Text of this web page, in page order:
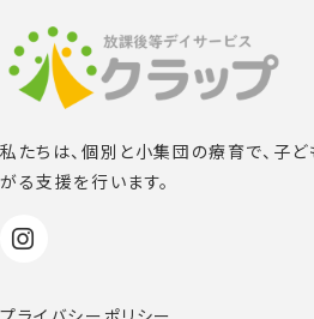
私たちは、個別と小集団の療育で、子
がる支援を行います。